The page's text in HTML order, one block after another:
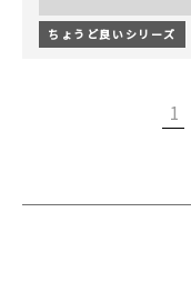
ちょうど良いシリーズ
1